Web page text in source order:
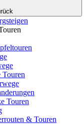
Touren
Touren
& Touren